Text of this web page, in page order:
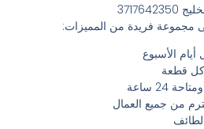
فريدة من المميزات:
الأسبوع
قطعة
ساعة
من جميع العمال